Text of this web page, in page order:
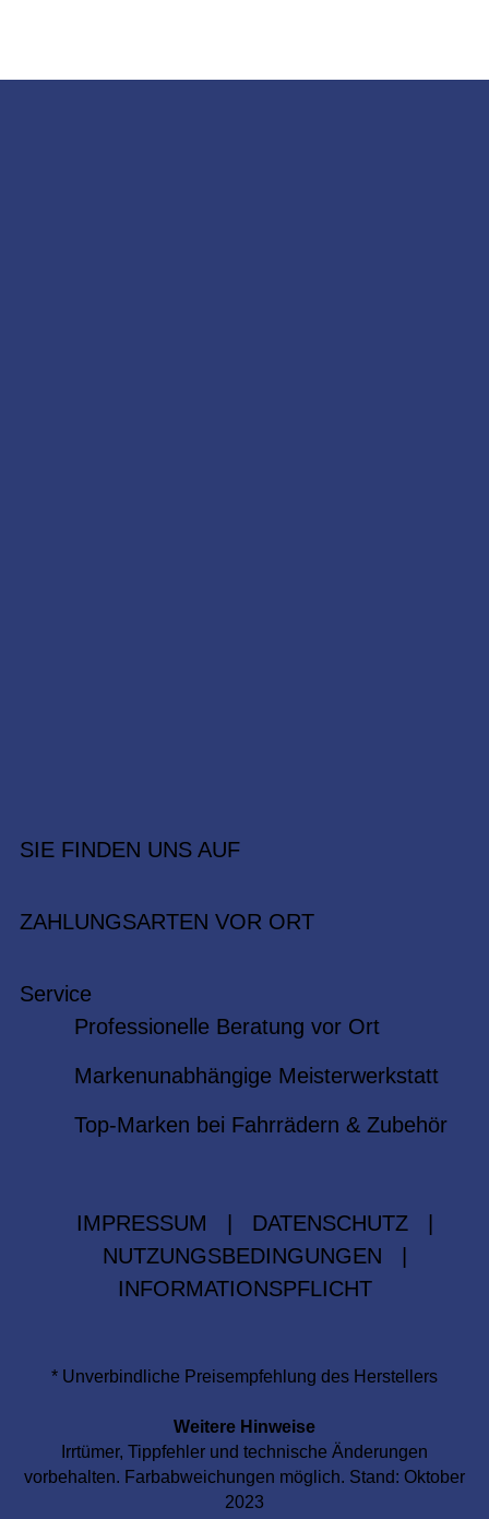
SIE FINDEN UNS AUF
ZAHLUNGSARTEN VOR ORT
Service
Professionelle Beratung vor Ort
Markenunabhängige Meisterwerkstatt
Top-Marken bei Fahrrädern & Zubehör
IMPRESSUM DATENSCHUTZ
NUTZUNGSBEDINGUNGEN
INFORMATIONSPFLICHT
* Unverbindliche Preisempfehlung des Herstellers
Weitere Hinweise
Irrtümer, Tippfehler und technische Änderungen
vorbehalten. Farbabweichungen möglich. Stand: Oktober
2023